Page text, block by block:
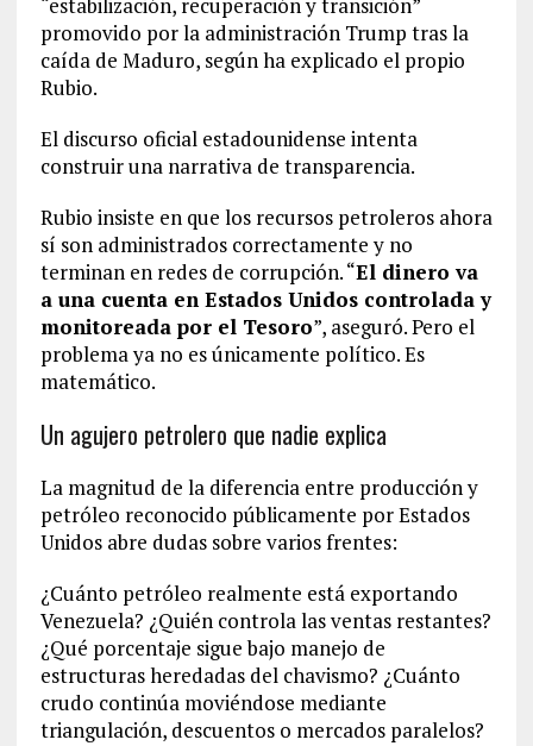
“estabilización, recuperación y transición”
promovido por la administración Trump tras la
caída de Maduro, según ha explicado el propio
Rubio.
El discurso oficial estadounidense intenta
construir una narrativa de transparencia.
Rubio insiste en que los recursos petroleros ahora
sí son administrados correctamente y no
terminan en redes de corrupción. “El dinero va
a una cuenta en Estados Unidos controlada y
monitoreada por el Tesoro”, aseguró. Pero el
problema ya no es únicamente político. Es
matemático.
Un agujero petrolero que nadie explica
La magnitud de la diferencia entre producción y
petróleo reconocido públicamente por Estados
Unidos abre dudas sobre varios frentes:
¿Cuánto petróleo realmente está exportando
Venezuela? ¿Quién controla las ventas restantes?
¿Qué porcentaje sigue bajo manejo de
estructuras heredadas del chavismo? ¿Cuánto
crudo continúa moviéndose mediante
triangulación, descuentos o mercados paralelos?